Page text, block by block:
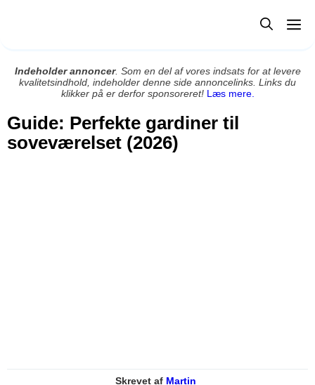
Indeholder annoncer. Som en del af vores indsats for at levere
kvalitetsindhold, indeholder denne side annoncelinks. Links du
klikker på er derfor sponsoreret! Læs mere.
Guide: Perfekte gardiner til
soveværelset (2026)
Skrevet af Martin